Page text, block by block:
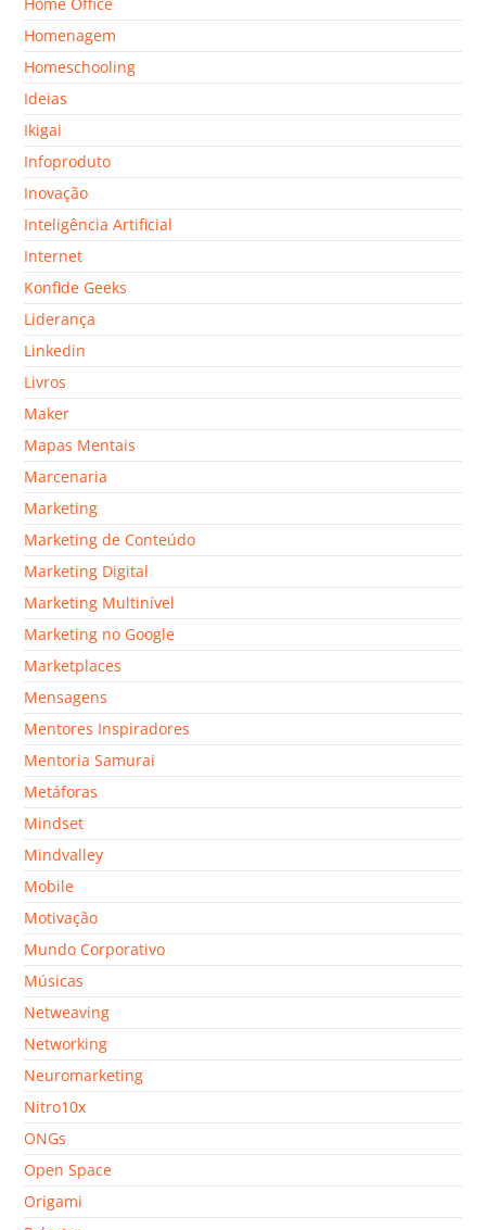
Homenagem
Homeschooling
Ideias
Ikigai
Infoproduto
Inovação
Inteligência Artificial
Internet
Konfide Geeks
Liderança
Linkedin
Livros
Maker
Mapas Mentais
Marcenaria
Marketing
Marketing de Conteúdo
Marketing Digital
Marketing Multinível
Marketing no Google
Marketplaces
Mensagens
Mentores Inspiradores
Mentoria Samurai
Metáforas
Mindset
Mindvalley
Mobile
Motivação
Mundo Corporativo
Músicas
Netweaving
Networking
Neuromarketing
Nitro10x
ONGs
Open Space
Origami